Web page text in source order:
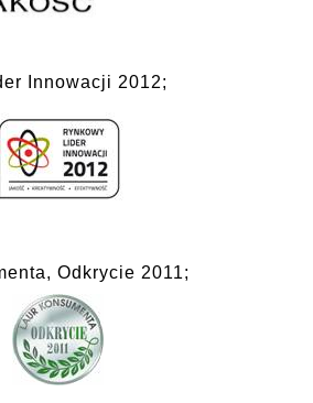
Innowacji 2012;
Odkrycie 2011;